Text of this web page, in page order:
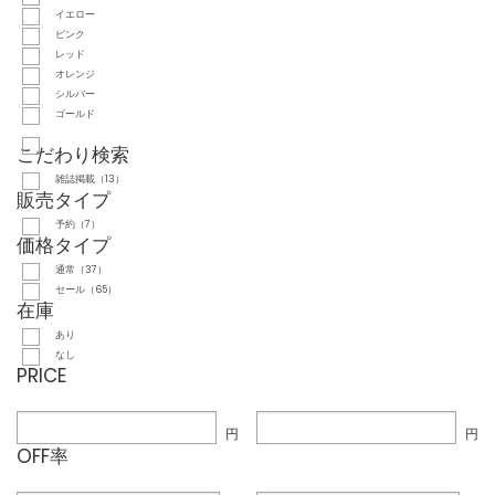
イエロー
ピンク
レッド
オレンジ
シルバー
ゴールド
こだわり検索
雑誌掲載（13）
販売タイプ
予約（7）
価格タイプ
通常（37）
セール（65）
在庫
あり
なし
PRICE
円 円
OFF率